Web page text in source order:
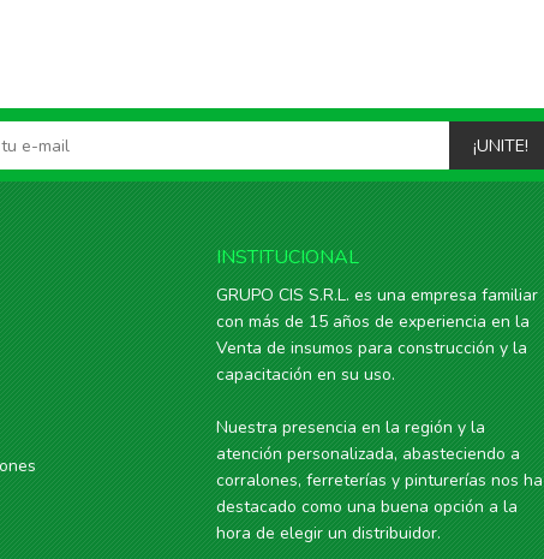
¡UNITE!
INSTITUCIONAL
GRUPO CIS S.R.L. es una empresa familiar
con más de 15 años de experiencia en la
Venta de insumos para construcción y la
capacitación en su uso.
Nuestra presencia en la región y la
atención personalizada, abasteciendo a
corralones, ferreterías y pinturerías nos ha
destacado como una buena opción a la
hora de elegir un distribuidor.